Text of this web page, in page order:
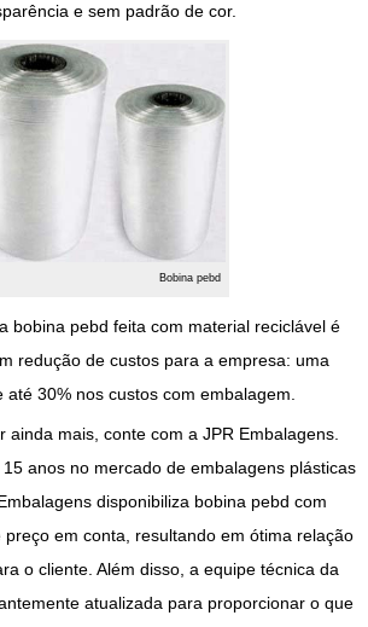
e sem padrão de cor.
Bobina pebd
bobina pebd feita com material reciclável é
redução de custos para a empresa: uma
até 30% nos custos com embalagem.
ainda mais, conte com a JPR Embalagens.
anos no mercado de embalagens plásticas
disponibiliza bobina pebd com
em conta, resultando em ótima relação
o cliente. Além disso, a equipe técnica da
atualizada para proporcionar o que